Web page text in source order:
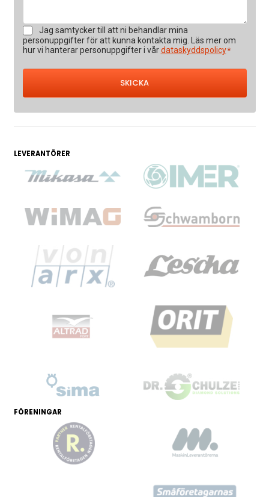
Samtycke
*
Jag samtycker till att ni behandlar mina
personuppgifter för att kunna kontakta mig. Läs mer om
hur vi hanterar personuppgifter i vårdataskyddspolicy*
LEVERANTÖRER
FÖRENINGAR